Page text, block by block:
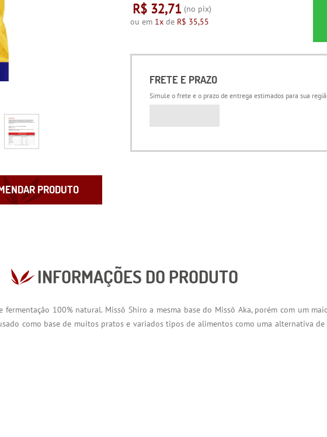
PRODUTO
R$ 32,71 (no pix)
ou em 1x de R$ 35,55
FRETE E PRAZO
Simule o frete e o prazo de entrega estimados para sua
INFORMAÇÕES DO PRODUTO
100% natural. Missô Shiro a mesma base do Missô Aka, porém com um
como base de muitos pratos e variados tipos de alimentos como uma alternativa